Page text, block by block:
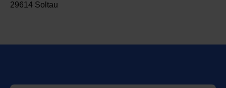
29614 Soltau